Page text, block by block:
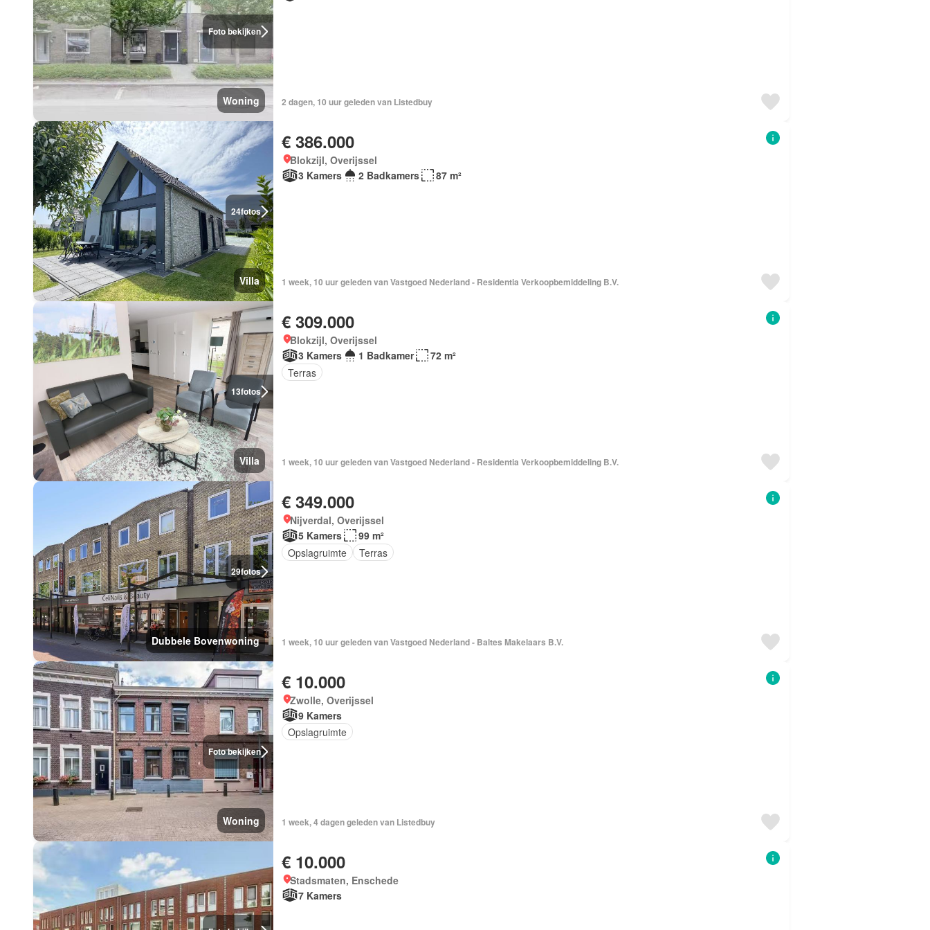
Foto bekijken
Woning 2 dagen, 10 uur geleden van Listedbuy
24fotos
Villa
€ 386.000
Blokzijl, Overijssel
3 Kamers
2 Badkamers 87 m²
1 week, 10 uur geleden van Vastgoed Nederland - Residentia Verkoopbemiddeling B.V.
13fotos
Villa
€ 309.000
Blokzijl, Overijssel
3 Kamers
1 Badkamer
72 m²
Terras
1 week, 10 uur geleden van Vastgoed Nederland - Residentia Verkoopbemiddeling B.V.
29fotos
Dubbele Bovenwoning
€ 349.000
Nijverdal, Overijssel
5 Kamers
99 m²
Opslagruimte
Terras
1 week, 10 uur geleden van Vastgoed Nederland - Baltes Makelaars B.V.
Foto bekijken
Woning
€ 10.000
Zwolle, Overijssel
9 Kamers
Opslagruimte
1 week, 4 dagen geleden van Listedbuy
€ 10.000
Stadsmaten, Enschede
7 Kamers